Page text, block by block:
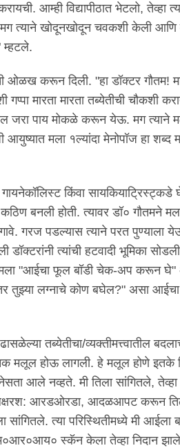
आम्ही विद्यापीठात भेटलो, तेव्हा
मग त्याने खोदूनखोदून चवकशी केली
म्हटले.
करून दिली. "हा डॉक्टर गौतम!
मारता मारता तब्येतीची चौकशी
जरा पाय मोकळे करून येऊ. मग त्याने
आयुष्यात मला १ल्यांदा मेनोपॉज हा
किंवा
बनली होती. त्यावर डॉ० गौतमने
गरज पडल्यास त्याने परत पुण्याला
त्यांची हटवादी भूमिका
मला "आईचा फूल बॉडी चेक-अप करून
तुझ्या लग्नाचे कोण बघेल?" असा
तब्येतीचा/व्यक्तीमत्त्वातील
मलूल होऊ लागली. हे मलूल होणे इतके
आले नव्हते. मी तिला सांगितले, तेव्हा
अक्षरश: आरडओरडा, आदळआपट करून
सांगितले. त्या परिस्थितीमध्ये मी
स्कॅन केला तेव्हा निदान